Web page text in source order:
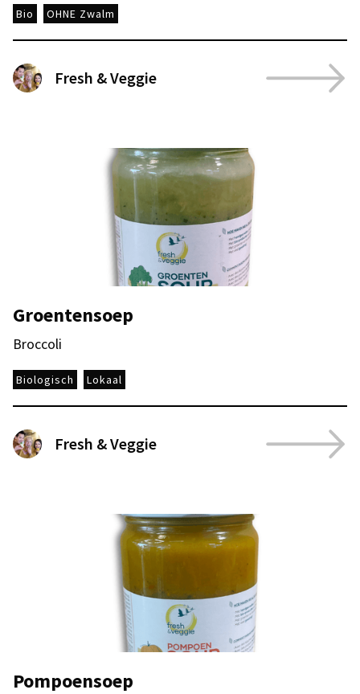
Bio OHNE Zwalm
Fresh & Veggie
Groentensoep
Broccoli
Biologisch Lokaal
Fresh & Veggie
Pompoensoep